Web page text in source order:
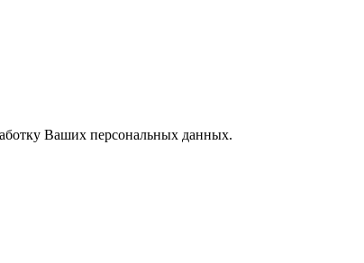
Ваших персональных данных.